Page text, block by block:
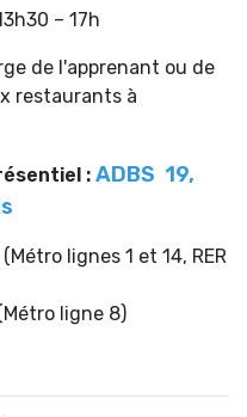
– 17h
de l'apprenant ou de
restaurants à
: ADBS 19,
(Métro lignes 1 et 14, RER
ligne 8)